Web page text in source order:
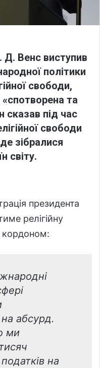
Д. Венс виступив
політики
свободи,
«спотворена та
сказав під час
свободи
зібралися
світу.
президента
релігійну
кордоном:
абсурд.
ми
на